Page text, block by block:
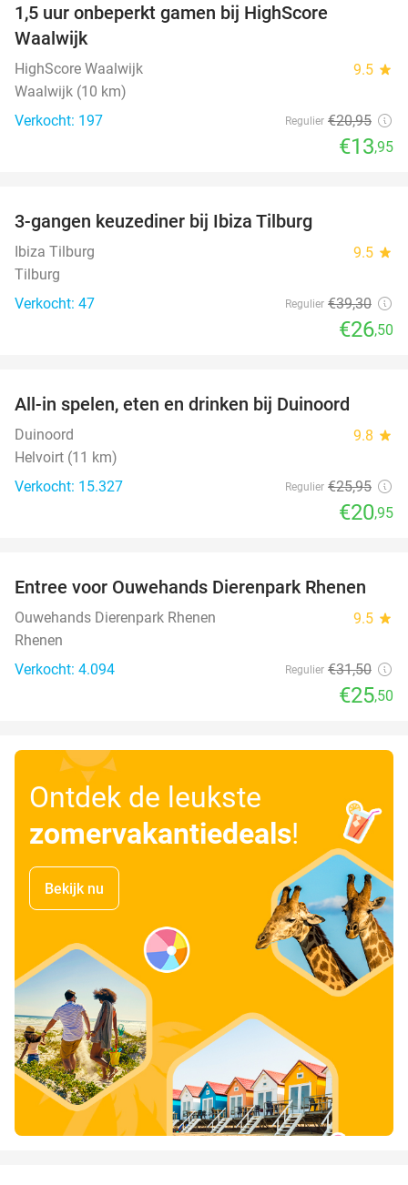
1,5 uur onbeperkt gamen bij HighScore
Waalwijk
HighScore Waalwijk 9.5 star
Waalwijk (10 km)
Verkocht: 197
Regulier €20,95
€13,95
3-gangen keuzediner bij Ibiza Tilburg
Ibiza Tilburg 9.5 star
Tilburg
Verkocht: 47
Regulier €39,30
€26,50
All-in spelen, eten en drinken bij Duinoord
Duinoord 9.8 star
Helvoirt (11 km)
Verkocht: 15.327
Regulier €25,95
€20,95
19%
Entree voor Ouwehands Dierenpark Rhenen
Ouwehands Dierenpark Rhenen 9.5 star
Rhenen
Verkocht: 4.094
Regulier €31,50
€25,50
Ontdek de leukste
zomervakantiedeals!
Bekijk nu